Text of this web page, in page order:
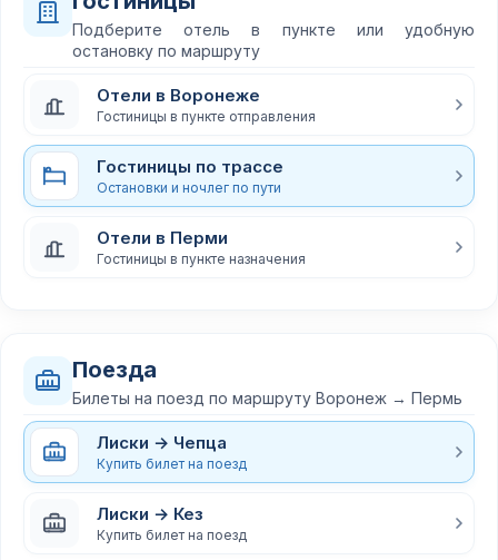
Подберите отель в пункте или удобную
остановку по маршруту
Отели в Воронеже
Гостиницы в пункте отправления
Гостиницы по трассе
Остановки и ночлег по пути
Отели в Перми
Гостиницы в пункте назначения
Поезда
Билеты на поезд по маршруту Воронеж → Пермь
Лиски → Чепца
Купить билет на поезд
Лиски → Кез
Купить билет на поезд